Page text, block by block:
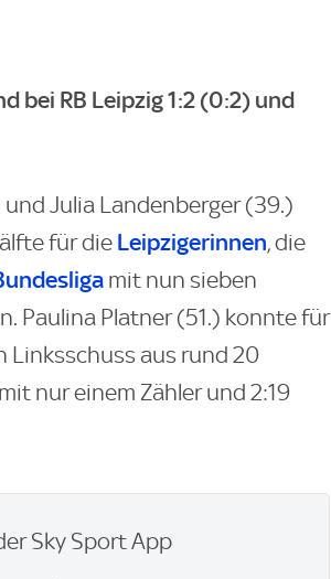
bei RB Leipzig 1:2 (0:2) und
Julia Landenberger (39.)
für die Leipzigerinnen, die
mit nun sieben
Paulina Platner (51.) konnte für
Linksschuss aus rund 20
nur einem Zähler und 2:19
Sky Sport App